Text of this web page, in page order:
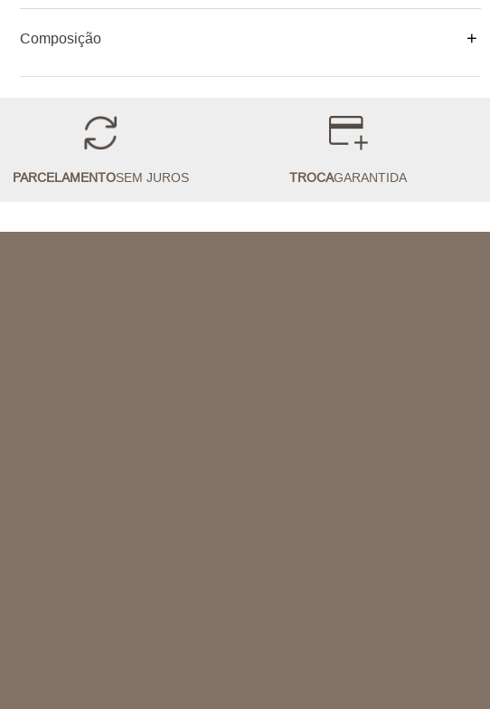
Composição
PARCELAMENTOSEM JUROS TROCAGARANTIDA